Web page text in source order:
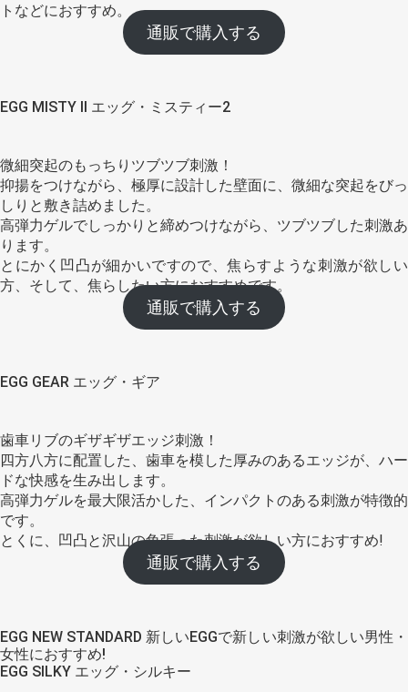
トなどにおすすめ。
通販で購入する
EGG MISTY II エッグ・ミスティー2
微細突起のもっちりツブツブ刺激！
抑揚をつけながら、極厚に設計した壁面に、微細な突起をびっ
しりと敷き詰めました。
高弾力ゲルでしっかりと締めつけながら、ツブツブした刺激あ
ります。
とにかく凹凸が細かいですので、焦らすような刺激が欲しい
方、そして、焦らしたい方におすすめです。
通販で購入する
EGG GEAR エッグ・ギア
歯車リブのギザギザエッジ刺激！
四方八方に配置した、歯車を模した厚みのあるエッジが、ハー
ドな快感を生み出します。
高弾力ゲルを最大限活かした、インパクトのある刺激が特徴的
です。
とくに、凹凸と沢山の角張った刺激が欲しい方におすすめ!
通販で購入する
EGG NEW STANDARD 新しいEGGで新しい刺激が欲しい男性・
女性におすすめ!
EGG SILKY エッグ・シルキー